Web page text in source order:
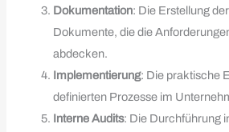
Dokumentation: Die Erstellung
Dokumente, die die
abdecken.
Implementierung: Die praktische
definierten Prozesse im
Interne Audits: Die Durchführung